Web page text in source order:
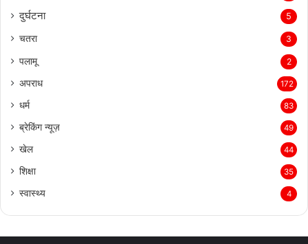
दुर्घटना 5
चतरा 3
पलामू 2
अपराध 172
धर्म 83
ब्रेकिंग न्यूज़ 49
खेल 44
शिक्षा 35
स्वास्थ्य 4